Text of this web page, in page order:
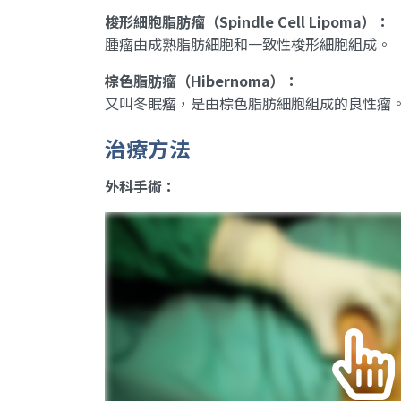
梭形細胞脂肪瘤（Spindle Cell Lipoma）：
腫瘤由成熟脂肪細胞和一致性梭形細胞組成。
棕色脂肪瘤（Hibernoma）：
又叫冬眠瘤，是由棕色脂肪細胞組成的良性瘤
治療方法
外科手術：